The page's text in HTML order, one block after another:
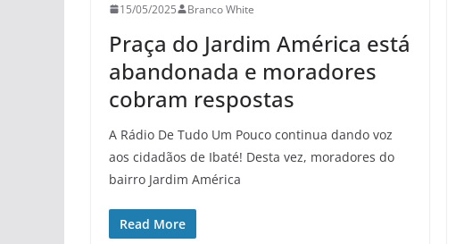
15/05/2025 Branco White
Praça do Jardim América está
abandonada e moradores
cobram respostas
A Rádio De Tudo Um Pouco continua dando voz
aos cidadãos de Ibaté! Desta vez, moradores do
bairro Jardim América
Read More